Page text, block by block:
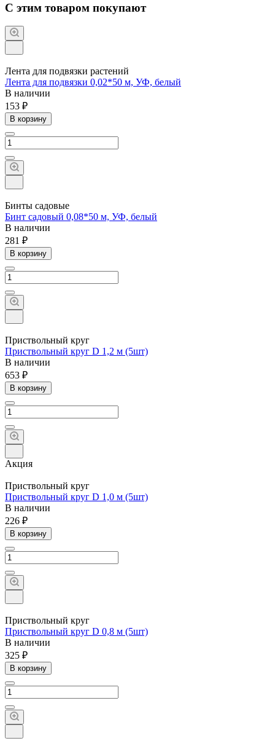
С этим товаром покупают
Лента для подвязки растений
Лента для подвязки 0,02*50 м, УФ, белый
В наличии
153 ₽
В корзину
Бинты садовые
Бинт садовый 0,08*50 м, УФ, белый
В наличии
281 ₽
В корзину
Приствольный круг
Приствольный круг D 1,2 м (5шт)
В наличии
653 ₽
В корзину
Акция
Приствольный круг
Приствольный круг D 1,0 м (5шт)
В наличии
226 ₽
В корзину
Приствольный круг
Приствольный круг D 0,8 м (5шт)
В наличии
325 ₽
В корзину